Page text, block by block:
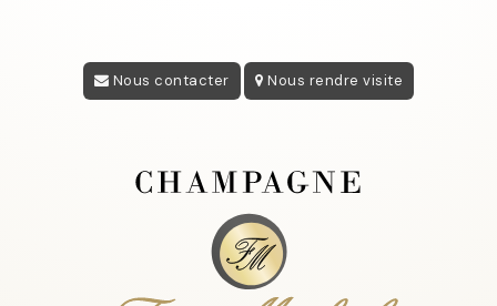
Nous contacter Nous rendre visite